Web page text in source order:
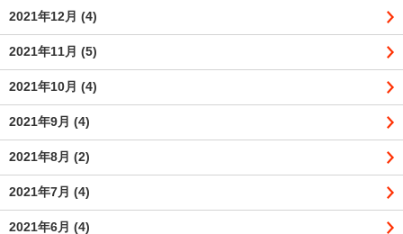
2021年12月 (4)
2021年11月 (5)
2021年10月 (4)
2021年9月 (4)
2021年8月 (2)
2021年7月 (4)
2021年6月 (4)